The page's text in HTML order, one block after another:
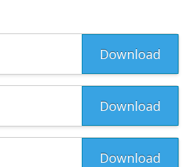
Download
Download
Download